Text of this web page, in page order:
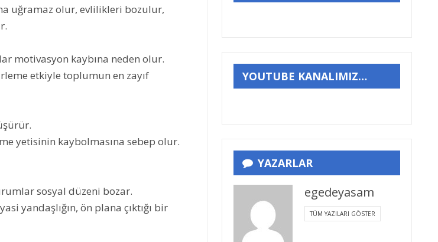
uğramaz olur, evlilikleri bozulur,
motivasyon kaybına neden olur.
etkiyle toplumun en zayıf
yetisinin kaybolmasına sebep olur.
sosyal düzeni bozar.
yandaşlığın, ön plana çıktığı bir
YOUTUBE KANALIMIZ…
YAZARLAR
egedeyasam
TÜM YAZILARI GÖSTER